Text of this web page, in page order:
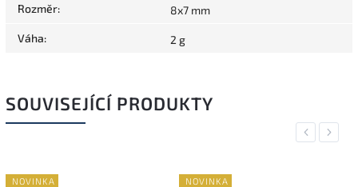
Rozměr: 8x7 mm
Váha: 2 g
SOUVISEJÍCÍ PRODUKTY
Previous
NOVINKA NOVINKA
Next